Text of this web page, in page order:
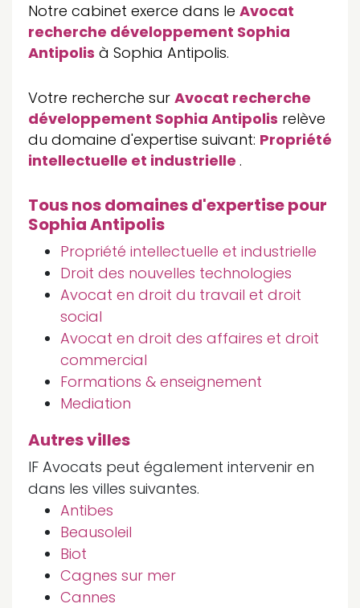
Notre cabinet exerce dans le Avocat
recherche développement Sophia
Antipolis à Sophia Antipolis.
Votre recherche sur Avocat recherche
développement Sophia Antipolis relève
du domaine d'expertise suivant: Propriété
intellectuelle et industrielle .
Tous nos domaines d'expertise pour
Sophia Antipolis
Propriété intellectuelle et industrielle
Droit des nouvelles technologies
Avocat en droit du travail et droit
social
Avocat en droit des affaires et droit
commercial
Formations & enseignement
Mediation
Autres villes
IF Avocats peut également intervenir en
dans les villes suivantes.
Antibes
Beausoleil
Biot
Cagnes sur mer
Cannes